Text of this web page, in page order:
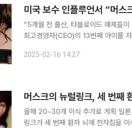
미국 보수 인플루언서 “머스
“5개월 전 출산, 타블로이드 매체들
최고경영자(CEO)의 13번째 아이를 자신이
가 세상에 태어났다”며 “머스크가 아
2025-02-16 14:27
머스크의 뉴럴링크, 세 번째
올해 20~30개 이식 추가로 계획 일론 머스크 테슬라 최고경영자(CEO)가 이끄는 뇌신경과학 뉴럴
링크가 세 번째 환자 뇌에 전자칩을